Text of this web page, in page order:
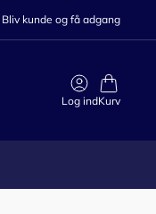
Bliv kunde og få adgang
Log indKurv